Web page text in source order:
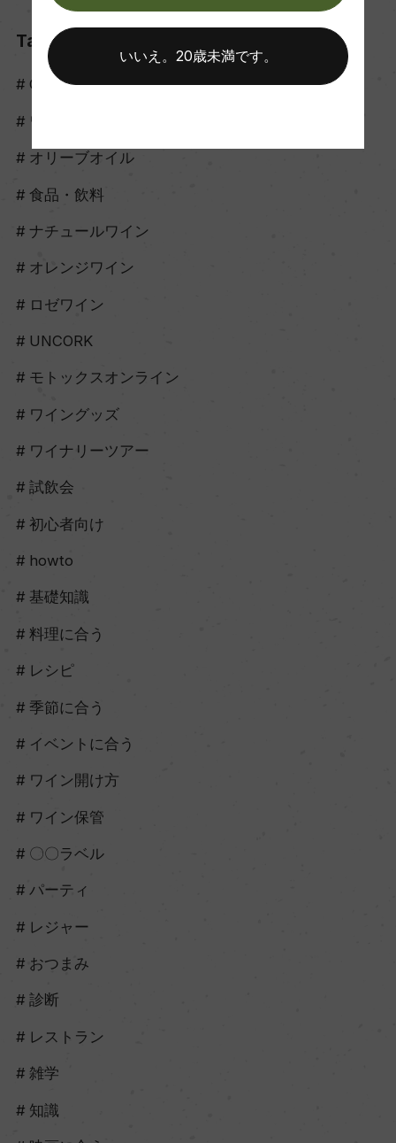
Tags
Craft Sake
ワイン
オリーブオイル
食品・飲料
ナチュールワイン
オレンジワイン
ロゼワイン
UNCORK
モトックスオンライン
ワイングッズ
ワイナリーツアー
試飲会
初心者向け
howto
基礎知識
料理に合う
レシピ
季節に合う
イベントに合う
ワイン開け方
ワイン保管
〇〇ラベル
パーティ
レジャー
おつまみ
診断
レストラン
雑学
知識
いいえ。20歳未満です。